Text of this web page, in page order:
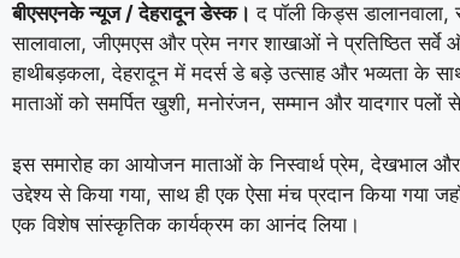
बीएसएनके न्यूज / देहरादून डेस्क। द पॉली किड्स डालानवाला,
सालावाला, जीएमएस और प्रेम नगर शाखाओं ने प्रतिष्ठित सर्वे
हाथीबड़कला, देहरादून में मदर्स डे बड़े उत्साह और भव्यता के
माताओं को समर्पित खुशी, मनोरंजन, सम्मान और यादगार पलों से
इस समारोह का आयोजन माताओं के निस्वार्थ प्रेम, देखभाल
उद्देश्य से किया गया, साथ ही एक ऐसा मंच प्रदान किया गया
एक विशेष सांस्कृतिक कार्यक्रम का आनंद लिया।